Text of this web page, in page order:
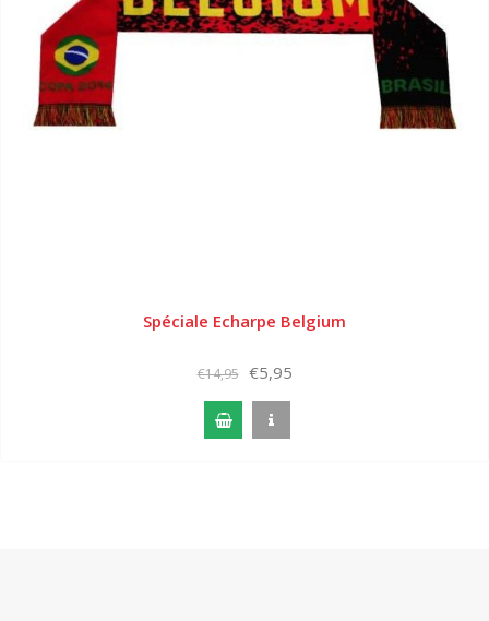
Spéciale Echarpe Belgium
€14,95 €5,95